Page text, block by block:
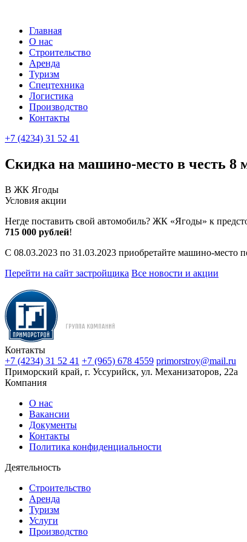
Главная
О нас
Строительство
Аренда
Туризм
Cпецтехника
Логистика
Производство
Контакты
+7 (4234) 31 52 41
Скидка на машино-место в честь 8
В ЖК Ягоды
Условия акции
Негде поставить свой автомобиль? ЖК «Ягоды» к
715 000 рублей!
С 08.03.2023 по 31.03.2023 приобретайте машино-место
Перейти на сайт застройщика Все новости и акции
Контакты
+7 (4234) 31 52 41 +7 (965) 678 4559 primorstroy@mail.ru
Приморский край, г. Уссурийск, ул. Механизаторов, 22а
Компания
О нас
Вакансии
Документы
Контакты
Политика конфиденциальности
Деятельность
Строительство
Аренда
Туризм
Услуги
Производство